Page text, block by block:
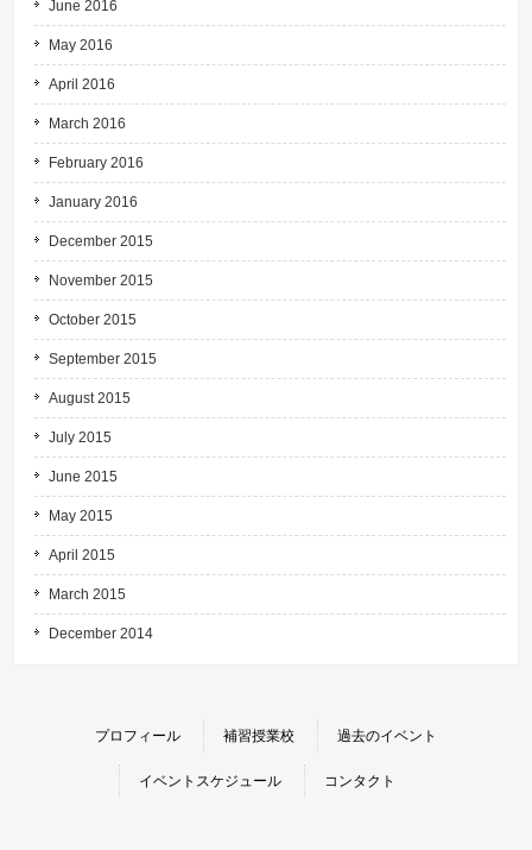
June 2016
May 2016
April 2016
March 2016
February 2016
January 2016
December 2015
November 2015
October 2015
September 2015
August 2015
July 2015
June 2015
May 2015
April 2015
March 2015
December 2014
プロフィール 補習授業校 過去のイベント
イベントスケジュール コンタクト